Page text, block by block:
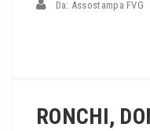
Da: Assostampa FVG
RONCHI,